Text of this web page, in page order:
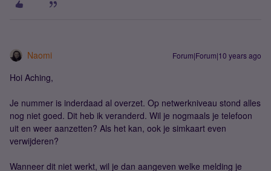
Naomi Forum|Forum|10 years ago
Hoi Aching,
Je nummer is inderdaad al overzet. Op netwerkniveau stond alles
nog niet goed. Dit heb ik veranderd. Wil je nogmaals je telefoon
uit en weer aanzetten? Als het kan, ook je simkaart even
verwijderen?
Wanneer dit niet werkt, wil je dan aangeven welke melding je